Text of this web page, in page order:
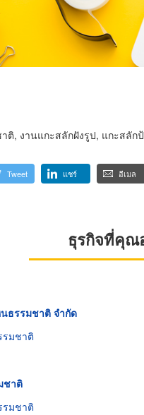
, งานแกะสลักฝังรูป, แกะสลัก
Tweet แชร์ อีเมล
ธุรกิจที่คุณ
ธรรมชาติ จำกัด
มชาติ
ชาติ
มชาติ